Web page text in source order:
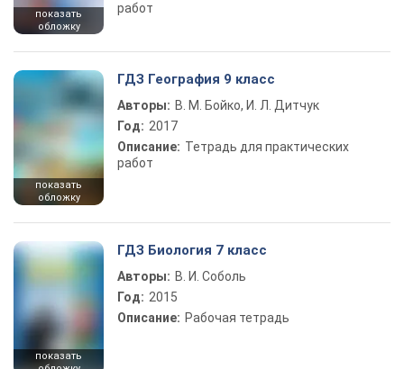
показать
обложку
работ
показать
обложку
ГДЗ География 9 класс
Авторы: В. М. Бойко, И. Л. Дитчук
Год: 2017
Описание: Тетрадь для практических
работ
показать
ГДЗ Биология 7 класс
Авторы: В. И. Соболь
Год: 2015
Описание: Рабочая тетрадь